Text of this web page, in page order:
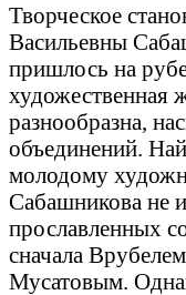
Творческое
Васильевны
пришлось на
художественная
разнообразна,
объединений.
молодому
Сабашникова не
прославленных
сначала
Мусатовым.